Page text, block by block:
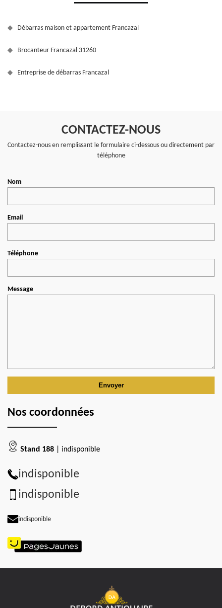
Débarras maison et appartement Francazal
Brocanteur Francazal 31260
Entreprise de débarras Francazal
CONTACTEZ-NOUS
Contactez-nous en remplissant le formulaire ci-dessous ou directement par
téléphone
Nom
Email
Téléphone
Message
Nos coordonnées
Stand 188 | indisponible
indisponible
indisponible
indisponible